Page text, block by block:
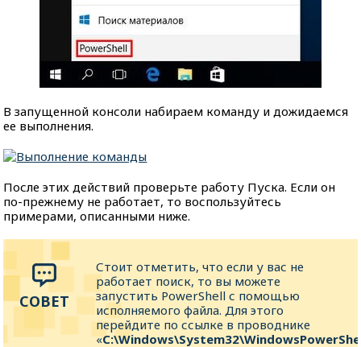
В запущенной консоли набираем команду и дожидаемся
ее выполнения.
После этих действий проверьте работу Пуска. Если он
по-прежнему не работает, то воспользуйтесь
примерами, описанными ниже.
Стоит отметить, что если у вас не
работает поиск, то вы можете
запустить PowerShell с помощью
исполняемого файла. Для этого
перейдите по ссылке в проводнике
«